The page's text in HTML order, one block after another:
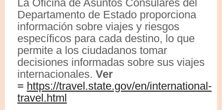
La Oficina de Asuntos Consulares del
Departamento de Estado proporciona
información sobre viajes y riesgos
específicos para cada destino, lo que
permite a los ciudadanos tomar
decisiones informadas sobre sus viajes
internacionales. Ver
= https://travel.state.gov/en/international-
travel.html